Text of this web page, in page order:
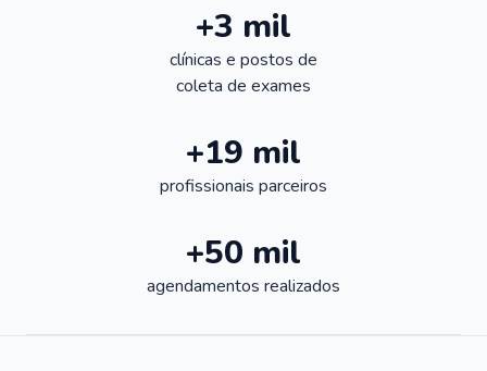
+3 mil
clínicas e postos de
coleta de exames
+19 mil
profissionais parceiros
+50 mil
agendamentos realizados